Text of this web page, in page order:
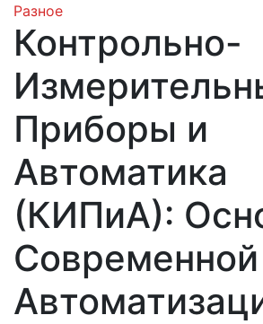
Разное
Контрольно-
Приборы и
Автоматика
(КИПиА):
Современной